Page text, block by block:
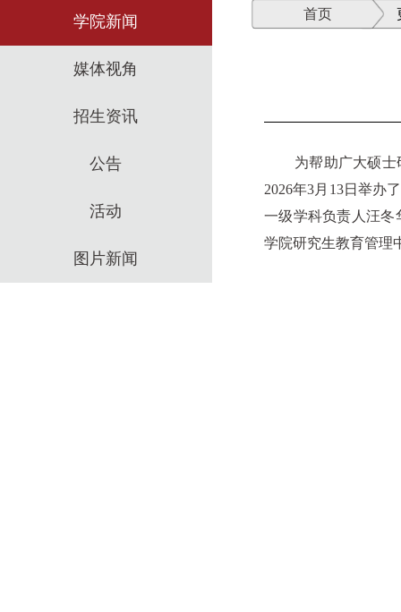
学院新闻
媒体视角
招生资讯
公告
活动
图片新闻
首页
为帮助广大硕士研
2026年3月13日举办
一级学科负责人汪冬
学院研究生教育管理